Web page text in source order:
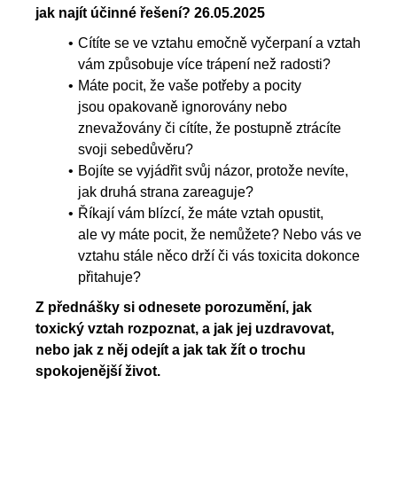
jak najít účinné řešení? 26.05.2025
Cítíte se ve vztahu emočně vyčerpaní a vztah
vám způsobuje více trápení než radosti?
Máte pocit, že vaše potřeby a pocity
jsou opakovaně ignorovány nebo
znevažovány či cítíte, že postupně ztrácíte
svoji sebedůvěru?
Bojíte se vyjádřit svůj názor, protože nevíte,
jak druhá strana zareaguje?
Říkají vám blízcí, že máte vztah opustit,
ale vy máte pocit, že nemůžete? Nebo vás ve
vztahu stále něco drží či vás toxicita dokonce
přitahuje?
Z přednášky si odnesete porozumění, jak
toxický vztah rozpoznat, a jak jej uzdravovat,
nebo jak z něj odejít a jak tak žít o trochu
spokojenější život.